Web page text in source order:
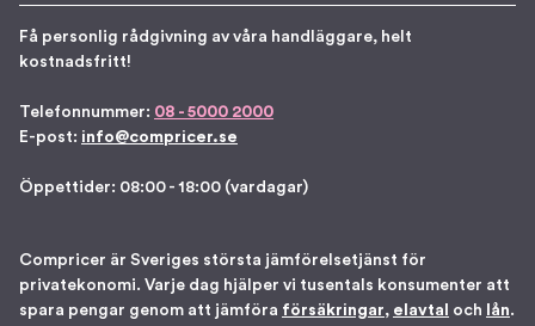
Få personlig rådgivning av våra handläggare, helt
kostnadsfritt!
Telefonnummer: 08 - 5000 2000
E-post: info@compricer.se
Öppettider: 08:00 - 18:00 (vardagar)
Compricer är Sveriges största jämförelsetjänst för
privatekonomi. Varje dag hjälper vi tusentals konsumenter att
spara pengar genom att jämföra försäkringar, elavtal och lån.